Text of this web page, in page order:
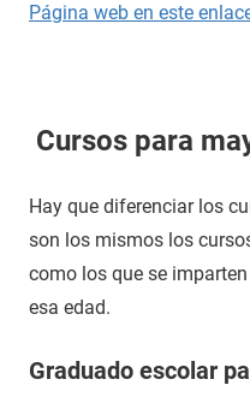
Página web en este
Cursos para
Hay que diferenciar los
son los mismos los
como los que se
esa edad.
Graduado escolar